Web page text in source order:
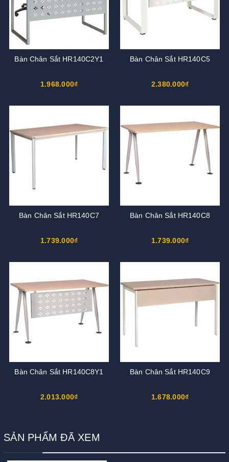
Bàn Chân Sắt HR140C2Y1
1.968.000₫
Bàn Chân Sắt HR140C5
2.380.000₫
Bàn Chân Sắt HR140C7
1.739.000₫
Bàn Chân Sắt HR140C8
1.739.000₫
Bàn Chân Sắt HR140C8Y1
2.013.000₫
Bàn Chân Sắt HR140C9
1.678.000₫
SẢN PHẨM ĐÃ XEM